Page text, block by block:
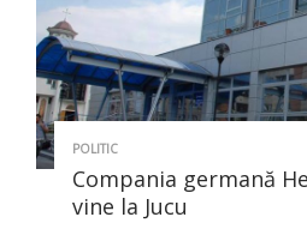
POLITIC
Compania germană
vine la Jucu